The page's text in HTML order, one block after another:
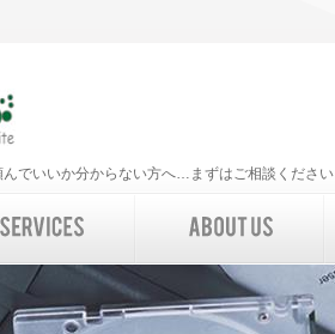
でいいか分からない方へ…まずはご相談ください